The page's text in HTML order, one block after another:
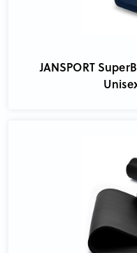
JANSPORT